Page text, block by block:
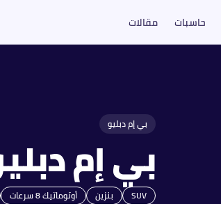
حاسبات مقالات
بي إم دبليو
بي إم
SUV بنزين أوتوماتيك 8 سرعات